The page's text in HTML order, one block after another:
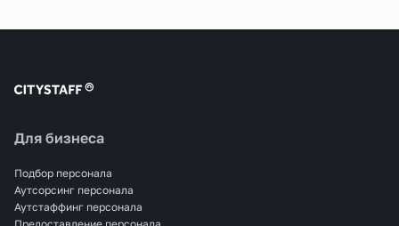
Для бизнеса
Подбор персонала
Аутсорсинг персонала
Аутстаффинг персонала